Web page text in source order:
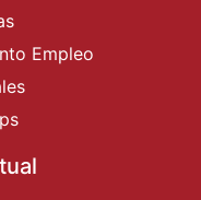
Empleo